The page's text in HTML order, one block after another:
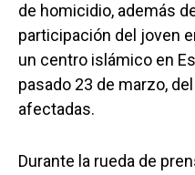
de homicidio, además
participación del joven
un centro islámico en
pasado 23 de marzo,
afectadas.
Durante la rueda de